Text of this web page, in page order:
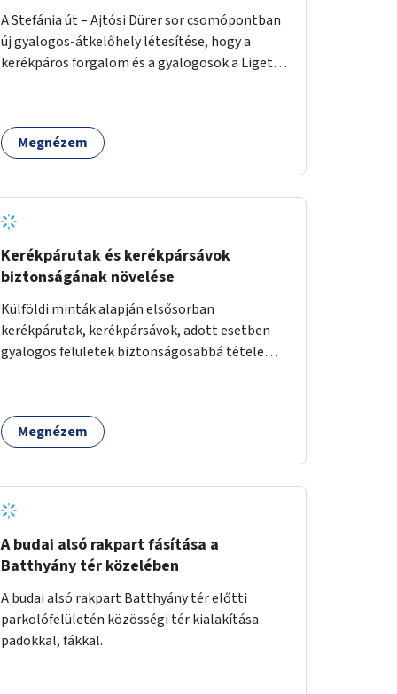
A Stefánia út – Ajtósi Dürer sor csomópontban
új gyalogos-átkelőhely létesítése, hogy a
kerékpáros forgalom és a gyalogosok a Liget
Megnézem
Kerékpárutak és kerékpársávok
biztonságának növelése
Külföldi minták alapján elsősorban
kerékpárutak, kerékpársávok, adott esetben
gyalogos felületek biztonságosabbá tétele
látható felfestés stb.)
Megnézem
A budai alsó rakpart fásítása a
Batthyány tér közelében
A budai alsó rakpart Batthyány tér előtti
parkolófelületén közösségi tér kialakítása
padokkal, fákkal.